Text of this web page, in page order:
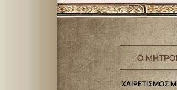
Ο
ΧΑΙΡΕΤΙΣΜΟΣ